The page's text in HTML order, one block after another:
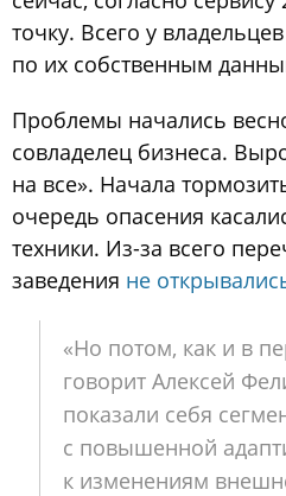
точку. Всего у владельцев
по их собственным
Проблемы начались
совладелец бизнеса.
на все». Начала
очередь опасения
техники. Из-за всего
заведения не
«Но потом, как и в
говорит Алексей
показали себя
с повышенной
к изменениям